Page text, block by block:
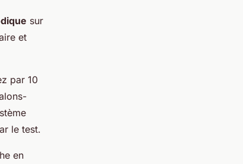
sur
et
par 10
le test.
en